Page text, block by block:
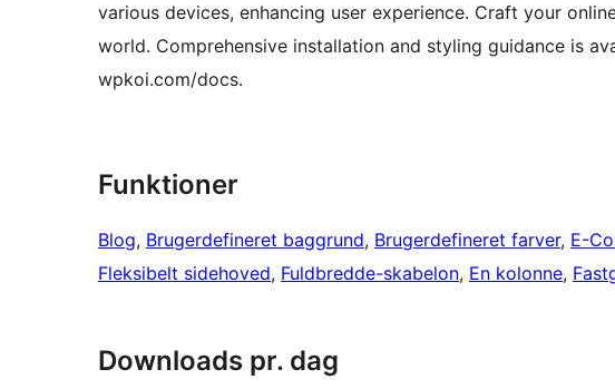
various devices, enhancing user experience. Craft your
world. Comprehensive installation and styling guidance is
wpkoi.com/docs.
Funktioner
Blog, Brugerdefineret baggrund, Brugerdefineret farver, E-
Fleksibelt sidehoved, Fuldbredde-skabelon, En kolonne,
Downloads pr. dag